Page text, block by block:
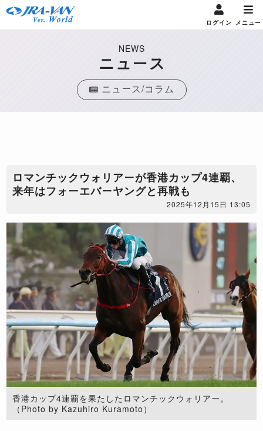
ログイン メニュー
NEWS
ニュース
ニュース/コラム
​ロマンチックウォリアーが香港カップ4連覇、
来年はフォーエバーヤングと再戦も
2025年12月15日 13:05
香港カップ4連覇を果たしたロマンチックウォリアー。
（Photo by Kazuhiro Kuramoto）